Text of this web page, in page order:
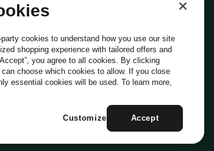
Italiano
cookies to understand how you use our site
shopping experience with tailored offers and
you agree to all cookies. By clicking
can choose which cookies to allow. If you close
essential cookies will be used. To learn more,
Accept
Customize